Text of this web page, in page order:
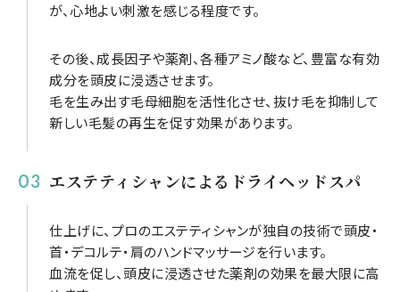
が、心地よい刺激を感じる程度です。
その後、成長因子や薬剤、各種アミノ酸など、豊富な有効
成分を頭皮に浸透させます。
毛を生み出す毛母細胞を活性化させ、抜け毛を抑制して
新しい毛髪の再生を促す効果があります。
エステティシャンによるドライヘッドスパ
仕上げに、プロのエステティシャンが独自の技術で頭皮・
首・デコルテ・肩のハンドマッサージを行います。
血流を促し、頭皮に浸透させた薬剤の効果を最大限に高